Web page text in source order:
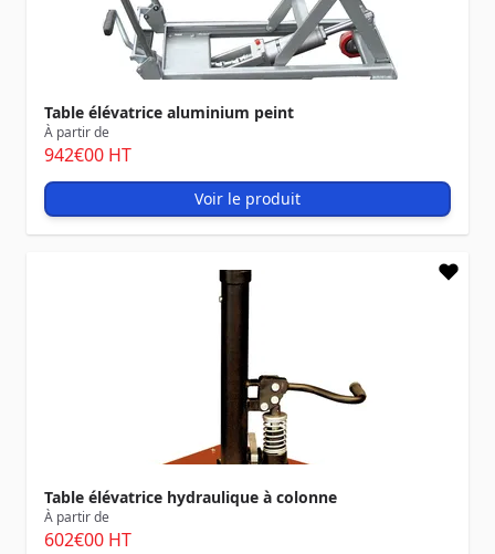
Table élévatrice aluminium peint
À partir de
942€00 HT
Voir le produit
Table élévatrice hydraulique à colonne
À partir de
602€00 HT